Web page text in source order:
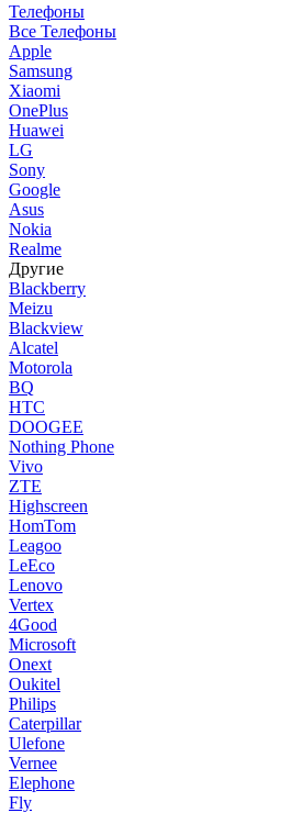
Телефоны
Все Телефоны
Apple
Samsung
Xiaomi
OnePlus
Huawei
LG
Sony
Google
Asus
Nokia
Realme
Другие
Blackberry
Meizu
Blackview
Alcatel
Motorola
BQ
HTC
DOOGEE
Nothing Phone
Vivo
ZTE
Highscreen
HomTom
Leagoo
LeEco
Lenovo
Vertex
4Good
Microsoft
Onext
Oukitel
Philips
Caterpillar
Ulefone
Vernee
Elephone
Fly